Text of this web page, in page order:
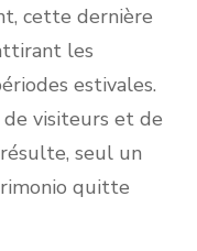
cette dernière
les
estivales.
de visiteurs et de
seul un
quitte